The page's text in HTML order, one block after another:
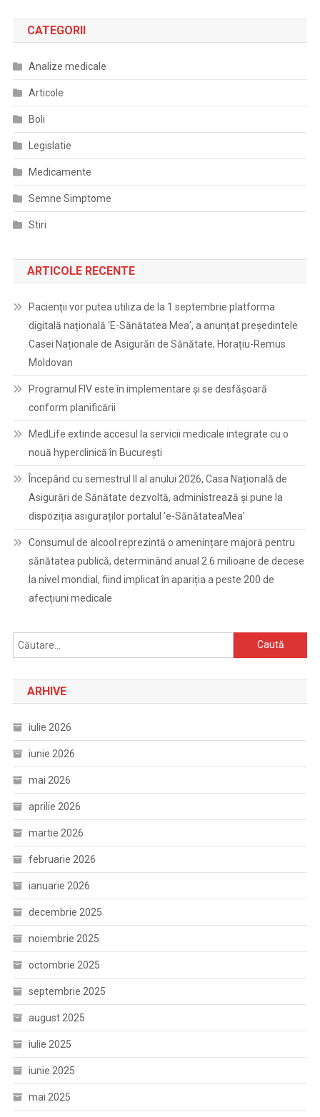
în
articole
CATEGORII
Analize medicale
Articole
Boli
Legislatie
Medicamente
Semne Simptome
Stiri
ARTICOLE RECENTE
Pacienții vor putea utiliza de la 1 septembrie platforma
digitală națională ‘E-Sănătatea Mea’, a anunțat președintele
Casei Naționale de Asigurări de Sănătate, Horațiu-Remus
Moldovan
Programul FIV este în implementare și se desfășoară
conform planificării
MedLife extinde accesul la servicii medicale integrate cu o
nouă hyperclinică în București
Începând cu semestrul II al anului 2026, Casa Națională de
Asigurări de Sănătate dezvoltă, administrează și pune la
dispoziția asiguraților portalul ‘e-SănătateaMea’
Consumul de alcool reprezintă o amenințare majoră pentru
sănătatea publică, determinând anual 2.6 milioane de decese
la nivel mondial, fiind implicat în apariția a peste 200 de
afecțiuni medicale
Caută
după:
ARHIVE
iulie 2026
iunie 2026
mai 2026
aprilie 2026
martie 2026
februarie 2026
ianuarie 2026
decembrie 2025
noiembrie 2025
octombrie 2025
septembrie 2025
august 2025
iulie 2025
iunie 2025
mai 2025